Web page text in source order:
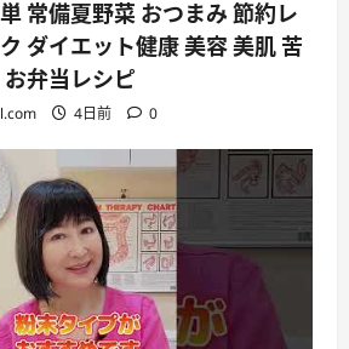
常備夏野菜 おつまみ 節約レ
ダイエット健康 美容 美肌 苦
弁当レシピ
4日前 0